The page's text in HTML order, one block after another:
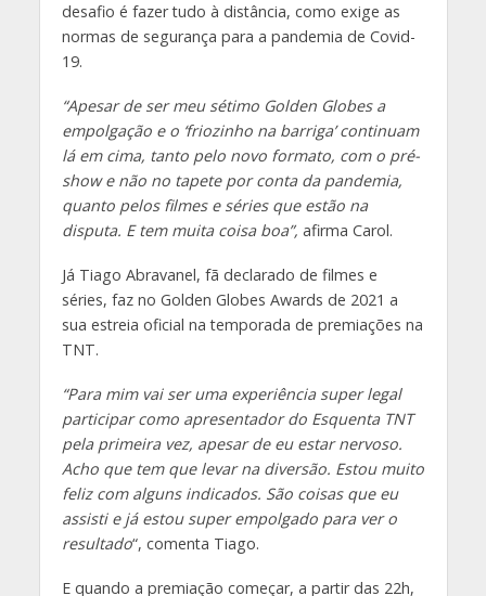
desafio é fazer tudo à distância, como exige as
normas de segurança para a pandemia de Covid-
19.
“Apesar de ser meu sétimo Golden Globes a
empolgação e o ‘friozinho na barriga’ continuam
lá em cima, tanto pelo novo formato, com o pré-
show e não no tapete por conta da pandemia,
quanto pelos filmes e séries que estão na
disputa. E tem muita coisa boa”, afirma Carol.
Já Tiago Abravanel, fã declarado de filmes e
séries, faz no Golden Globes Awards de 2021 a
sua estreia oficial na temporada de premiações na
TNT.
“Para mim vai ser uma experiência super legal
participar como apresentador do Esquenta TNT
pela primeira vez, apesar de eu estar nervoso.
Acho que tem que levar na diversão. Estou muito
feliz com alguns indicados. São coisas que eu
assisti e já estou super empolgado para ver o
resultado“, comenta Tiago.
E quando a premiação começar, a partir das 22h,